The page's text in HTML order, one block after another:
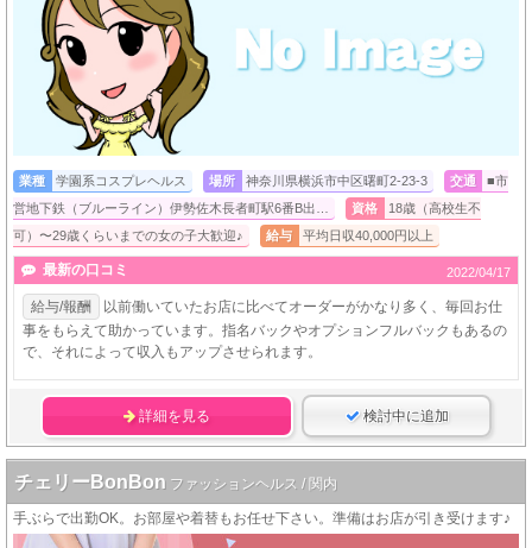
業種 学園系コスプレヘルス 場所 神奈川県横浜市中区曙町2-23-3 交通
■市
営地下鉄（ブルーライン）伊勢佐木長者町駅6番B出…
資格
18歳（高校生不
可）〜29歳くらいまでの女の子大歓迎♪
給与 平均日収40,000円以上
最新の口コミ 2022/04/17
給与/報酬
以前働いていたお店に比べてオーダーがかなり多く、毎回お仕
事をもらえて助かっています。指名バックやオプションフルバックもあるの
で、それによって収入もアップさせられます。
詳細を見る 検討中に追加
チェリーBonBon ファッションヘルス / 関内
手ぶらで出勤OK。お部屋や着替もお任せ下さい。準備はお店が引き受けます♪